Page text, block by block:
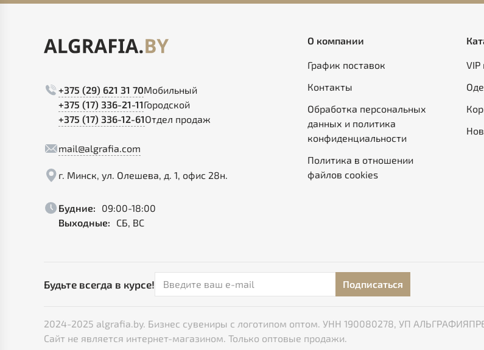
+375 (29) 621 31 70Мобильный
+375 (17) 336-21-11Городской
+375 (17) 336-12-61Отдел продаж
mail@algrafia.com
г. Минск, ул. Олешева, д. 1, офис 28н.
Будние:
09:00-18:00
Выходные:
СБ, ВС
О компании
График поставок
Контакты
Обработка персональных
данных и политика
конфиденциальности
Политика в отношении
файлов cookies
VIP
Будьте всегда в курсе! Подписаться
2024-2025 algrafia.by. Бизнес сувениры с логотипом оптом. УНН 190080278, УП
Сайт не является интернет-магазином. Только оптовые продажи.